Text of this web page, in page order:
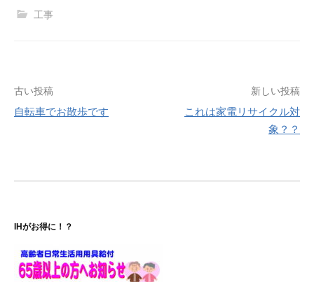
工事
投
稿
ー
シ
ョ
古い投稿
自転車でお散歩です
新しい投稿
これは家電リサイクル対
象？？
IHがお得に！？